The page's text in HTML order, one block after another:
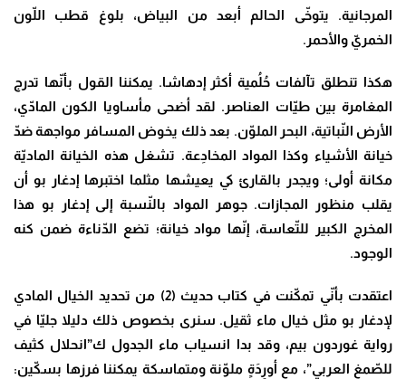
المرجانية. يتوخّى الحالم أبعد من البياض، بلوغ قطب اللّون
الخمريّ والأحمر.
هكذا تنطلق تآلفات حُلُمية أكثر إدهاشا. يمكننا القول بأنّها تدرج
المغامرة بين طيّات العناصر. لقد أضحى مأساويا الكون المادّي،
الأرض النّباتية، البحر الملوّن. بعد ذلك يخوض المسافر مواجهة ضدّ
خيانة الأشياء وكذا المواد المخادِعة. تشغل هذه الخيانة الماديّة
مكانة أولى؛ ويجدر بالقارئ كي يعيشها مثلما اختبرها إدغار بو أن
يقلب منظور المجازات. جوهر المواد بالنّسبة إلى إدغار بو هذا
المخرج الكبير للتّعاسة، إنّها مواد خيانة؛ تضع الدّناءة ضمن كنه
الوجود.
اعتقدت بأنّي تمكّنت في كتاب حديث (2) من تحديد الخيال المادي
لإدغار بو مثل خيال ماء ثقيل. سنرى بخصوص ذلك دليلا جليّا في
رواية غوردون بيم، وقد بدا انسياب ماء الجدول ك”انحلال كثيف
للصّمغ العربي”، مع أورِدَةٍ ملوّنة ومتماسكة يمكننا فرزها بسكّين: